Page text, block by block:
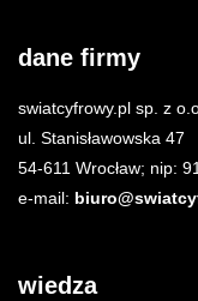
dane firmy
swiatcyfrowy.pl sp. z
ul. Stanisławowska 47
54-611 Wrocław; nip:
e-mail:
wiedza